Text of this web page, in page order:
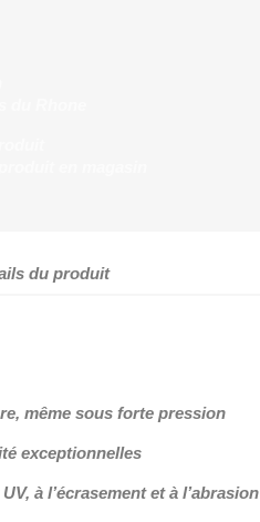
du produit
même sous forte pression
exceptionnelles
à l’écrasement et à l’abrasion